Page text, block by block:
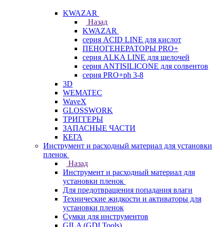
KWAZAR
Назад
KWAZAR
серия ACID LINE для кислот
ПЕНОГЕНЕРАТОРЫ PRO+
серия ALKA LINE для щелочей
серия ANTISILICONE для солвентов
серия PRO+ph 3-8
3D
WEMATEC
WaveX
GLOSSWORK
ТРИГГЕРЫ
ЗАПАСНЫЕ ЧАСТИ
КЕГА
Инструмент и расходный материал для установки
пленок
Назад
Инструмент и расходный материал для
установки пленок
Для предотвращения попадания влаги
Технические жидкости и активаторы для
установки пленок
Сумки для инструментов
GILA (GDI Tools)